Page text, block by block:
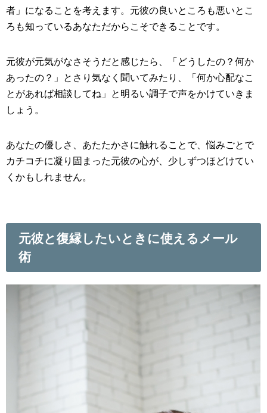
者」になることを考えます。元彼の良いところも悪いとこ
ろも知っているあなただからこそできることです。
元彼が元気がなさそうだと感じたら、「どうしたの？何か
あったの？」とさり気なく聞いてみたり、「何か心配なこ
とがあれば相談してね」と明るい調子で声をかけていきま
しょう。
あなたの優しさ、あたたかさに触れることで、悩みごとで
カチコチに凝り固まった元彼の心が、少しずつほどけてい
くかもしれません。
元彼と復縁したいときに使えるメール
術